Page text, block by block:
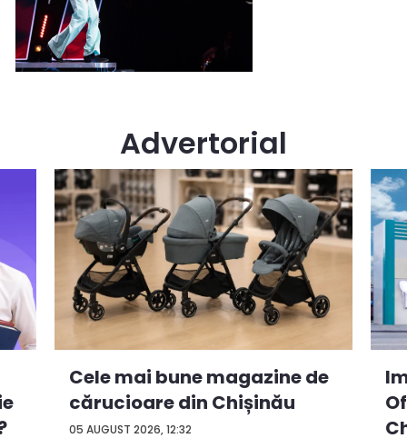
Advertorial
05 AUGUST 2026, 12:32
Cele mai bune magazine de
cărucioare din Chișinău